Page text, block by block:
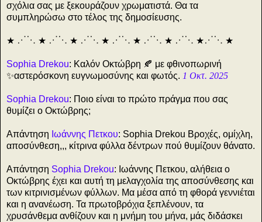
σχόλια σας με ξεκουράζουν χρωματιστά. Θα τα
συμπληρώσω στο τέλος της δημοσίευσης.
★ ⋰⋱ ★ ⋰⋱ ★ ⋰⋱ ★ ⋰⋱ ★ ⋰⋱ ★ ⋰⋱ ★⋰⋱ ★
Sophia Drekou: Καλόν Οκτώβρη 🍂 με φθινοπωρινή
✨αστερόσκονη ευγνωμοσύνης και φωτός. 1 Οκτ. 2025
Sophia Drekou: Ποιο είναι το πρώτο πράγμα που σας
θυμίζει ο Οκτώβρης;
Απάντηση Ιωάννης Πετκου: Sophia Drekou Βροχές, ομίχλη,
αποσύνθεση,,, κίτρινα φύλλα δέντρων πού θυμίζουν θάνατο.
Απάντηση Sophia Drekou: Ιωάννης Πετκου, αλήθεια ο
Οκτώβρης έχει και αυτή τη μελαγχολία της αποσύνθεσης και
των κιτρινισμένων φύλλων. Μα μέσα από τη φθορά γεννιέται
και η ανανέωση. Τα πρωτοβρόχια ξεπλένουν, τα
χρυσάνθεμα ανθίζουν και η μνήμη του μήνα, μάς διδάσκει